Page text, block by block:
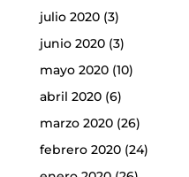
julio 2020(3)
junio 2020(3)
mayo 2020(10)
abril 2020(6)
marzo 2020(26)
febrero 2020(24)